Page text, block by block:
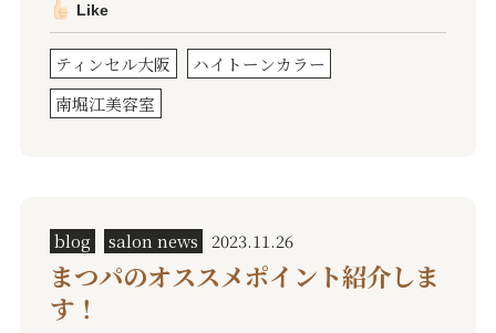
Like
ティンセル大阪
ハイトーンカラー
南堀江美容室
blog salon news 2023.11.26
まつパのオススメポイント紹介しま
す！